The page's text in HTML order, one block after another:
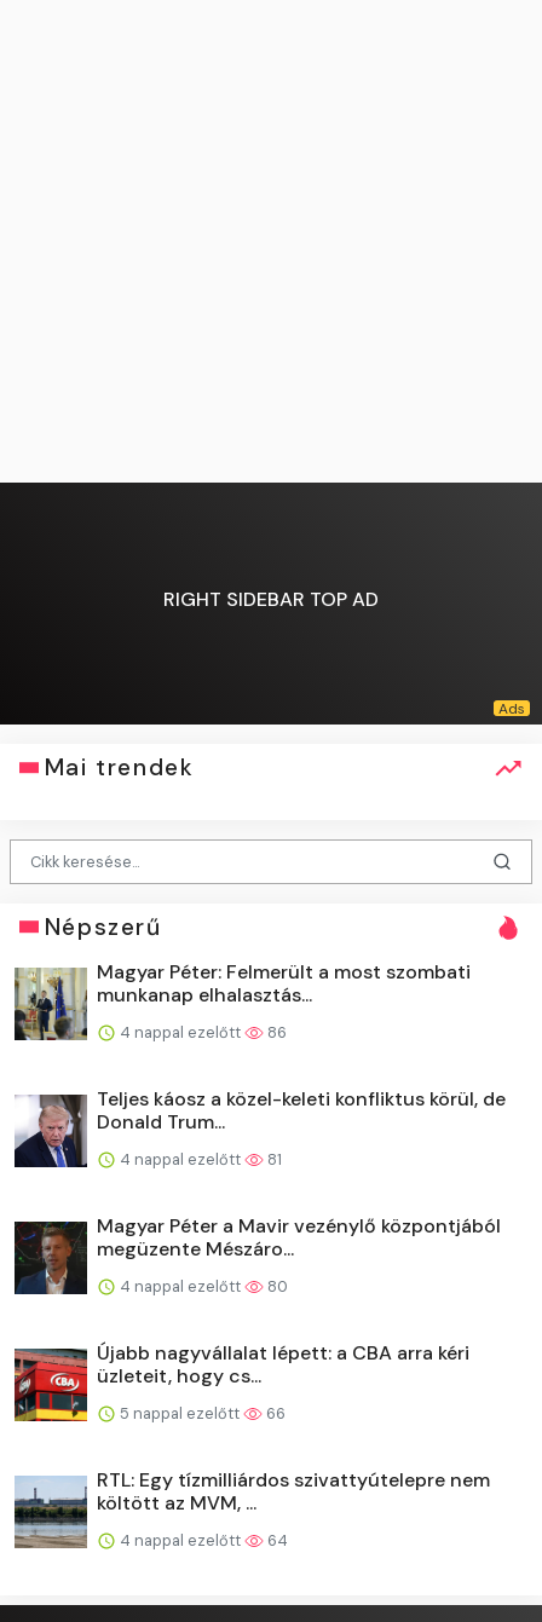
RIGHT SIDEBAR TOP AD
Mai trendek
Népszerű
Magyar Péter: Felmerült a most szombati
munkanap elhalasztás...
4 nappal ezelőtt 86
Teljes káosz a közel-keleti konfliktus körül, de
Donald Trum...
4 nappal ezelőtt 81
Magyar Péter a Mavir vezénylő központjából
megüzente Mészáro...
4 nappal ezelőtt 80
Újabb nagyvállalat lépett: a CBA arra kéri
üzleteit, hogy cs...
5 nappal ezelőtt 66
RTL: Egy tízmilliárdos szivattyútelepre nem
költött az MVM, ...
4 nappal ezelőtt 64